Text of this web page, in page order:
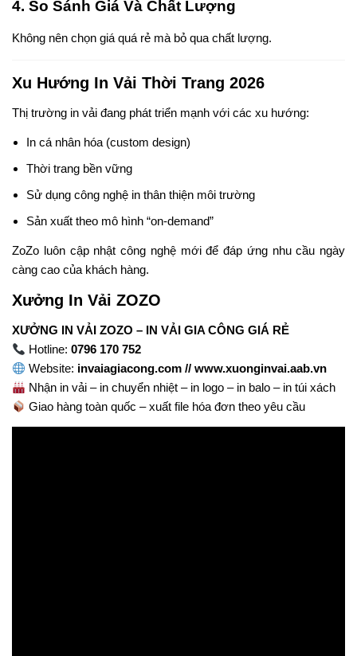
4. So Sánh Giá Và Chất Lượng
Không nên chọn giá quá rẻ mà bỏ qua chất lượng.
Xu Hướng In Vải Thời Trang 2026
Thị trường in vải đang phát triển mạnh với các xu hướng:
In cá nhân hóa (custom design)
Thời trang bền vững
Sử dụng công nghệ in thân thiện môi trường
Sản xuất theo mô hình “on-demand”
ZoZo luôn cập nhật công nghệ mới để đáp ứng nhu cầu ngày
càng cao của khách hàng.
Xưởng In Vải ZOZO
XƯỞNG IN VẢI ZOZO – IN VẢI GIA CÔNG GIÁ RẺ
Hotline:0796 170 752
Website: invaiagiacong.com // www.xuonginvai.aab.vn
Nhận in vải – in chuyển nhiệt – in logo – in balo – in túi xách
Giao hàng toàn quốc – xuất file hóa đơn theo yêu cầu